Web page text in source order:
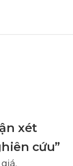
xét
cứu”